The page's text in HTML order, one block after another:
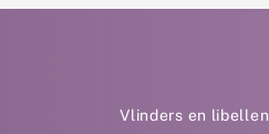
Vlinders en libellen